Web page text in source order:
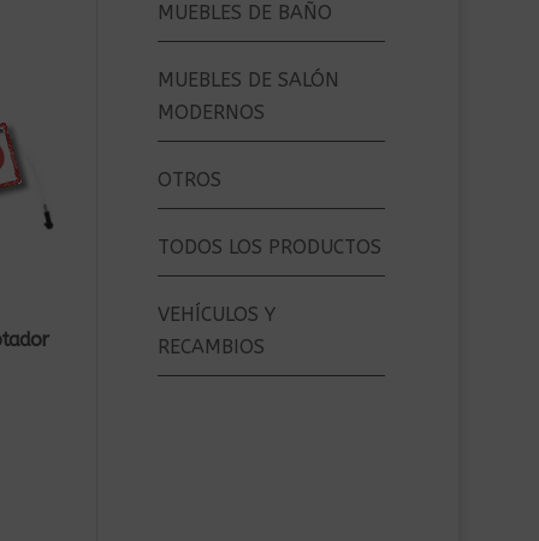
MUEBLES DE BAÑO
MUEBLES DE SALÓN
MODERNOS
OTROS
TODOS LOS PRODUCTOS
VEHÍCULOS Y
RECAMBIOS